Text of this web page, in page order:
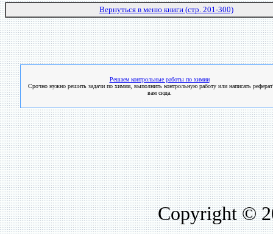
Вернуться в меню книги (стр. 201-300)
Решаем контрольные работы по химии
Срочно нужно решить задачи по химии, выполнить контрольную работу или написать
вам сюда.
Copyright ©